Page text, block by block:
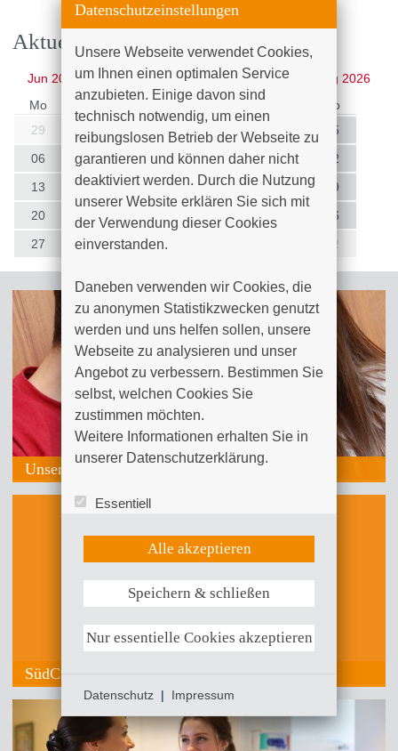
Aktuelle Veranstaltungen
Jun 2026 Juli2026
Aug 2026
Mo
Do
So
29
30 01 02 03 04
05
06
07 08 09 10 11
12
13
14 15 16 17 18
19
20
21 23 24
26
27
28 29 02
Unsere Babygalerie
SüdCrew – Bei uns sind Sie richtig an Bord.
Datenschutzeinstellungen
Unsere Webseite verwendet Cookies,
um Ihnen einen optimalen Service
anzubieten. Einige davon sind
technisch notwendig, um einen
reibungslosen Betrieb der Webseite zu
garantieren und können daher nicht
deaktiviert werden. Durch die Nutzung
unserer Website erklären Sie sich mit
der Verwendung dieser Cookies
einverstanden.
Daneben verwenden wir Cookies, die
zu anonymen Statistikzwecken genutzt
werden und uns helfen sollen, unsere
Webseite zu analysieren und unser
Angebot zu verbessern. Bestimmen Sie
selbst, welchen Cookies Sie
zustimmen möchten.
Weitere Informationen erhalten Sie in
unserer Datenschutzerklärung.
Essentiell
UX (Hotjar)
Weitere Informationen anzeigen
Alle akzeptieren
Speichern & schließen
Nur essentielle Cookies akzeptieren
Datenschutz | Impressum